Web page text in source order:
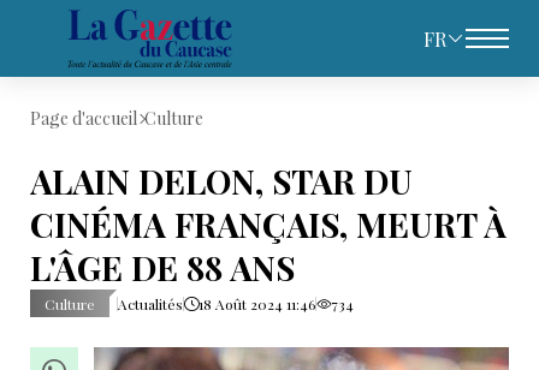
FR
Page d'accueil Culture
ALAIN DELON, STAR DU
CINÉMA FRANÇAIS, MEURT À
L'ÂGE DE 88 ANS
Culture Actualités 18 Août 2024 11:46 734